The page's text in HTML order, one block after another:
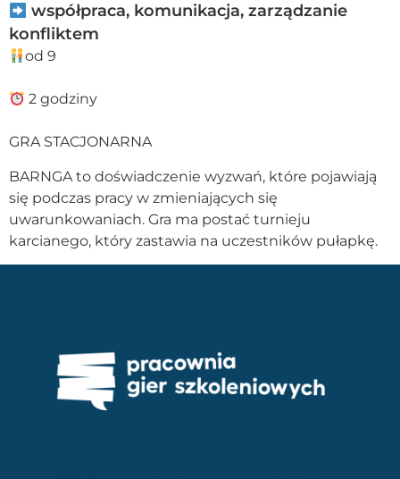
współpraca, komunikacja, zarządzanie
konfliktem
od 9
2 godziny
GRA STACJONARNA
BARNGA to doświadczenie wyzwań, które pojawiają
się podczas pracy w zmieniających się
uwarunkowaniach. Gra ma postać turnieju
karcianego, który zastawia na uczestników pułapkę.